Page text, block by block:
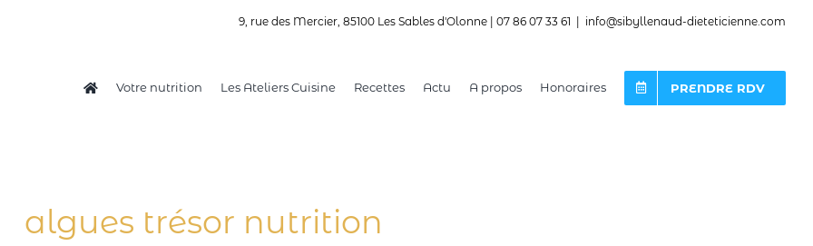
9, rue des Mercier, 85100 Les Sables d'Olonne | 07 86 07 33 61 info@sibyllenaud-dieteticienne.com
Votre nutrition Les Ateliers Cuisine Recettes Actu A propos Honoraires PRENDRE RDV
algues trésor nutrition